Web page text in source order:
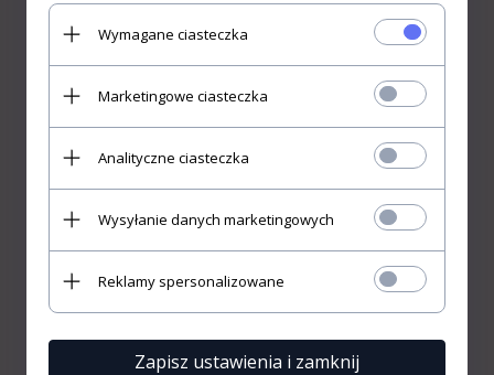
PROFESJONALNYM Zawartość
wykonujących zawody
medyczne lub zajmujących się
używaniem bądź obrotem
wyrobami medycznymi w
ramach czynności zawodowych.
« Wchodzę
Wymagane ciasteczka
Marketingowe ciasteczka
Analityczne ciasteczka
Wysyłanie danych marketingowych
Reklamy spersonalizowane
Zapisz ustawienia i zamknij